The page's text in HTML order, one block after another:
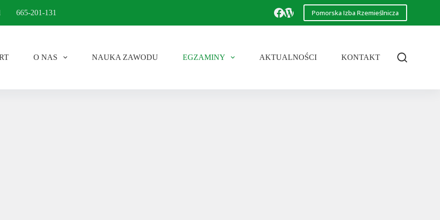
665-201-131 Pomorska Izba Rzemieślnicza
O NAS NAUKA ZAWODU EGZAMINY AKTUALNOŚCI KONTAKT